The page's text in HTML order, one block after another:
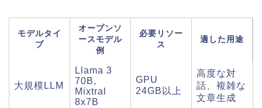
モデルタイ
プ
オープンソ
ースモデル
例
必要リソー
ス
適した用途
大規模LLM
Llama 3
70B,
Mixtral
8x7B
GPU
24GB以上
高度な対
話、複雑な
文章生成